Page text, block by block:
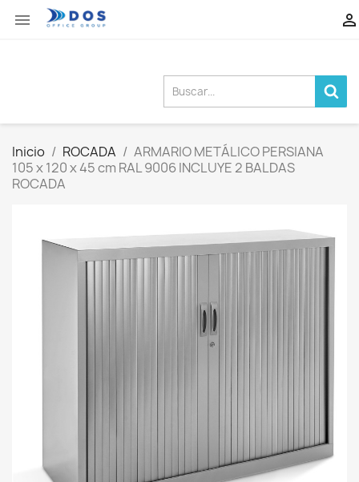
 
Inicio ROCADA
ARMARIO METÁLICO PERSIANA
105 x 120 x 45 cm RAL 9006 INCLUYE 2 BALDAS
ROCADA